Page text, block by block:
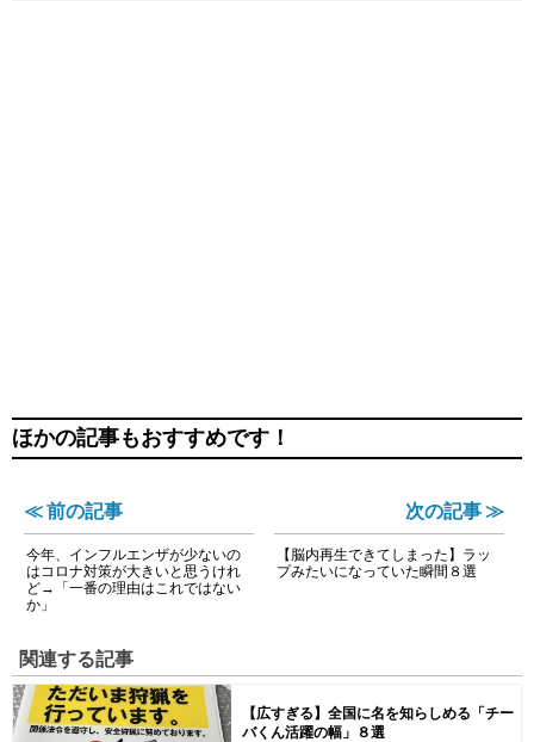
ほかの記事もおすすめです！
≪ 前の記事
今年、インフルエンザが少ないの
はコロナ対策が大きいと思うけれ
ど→「一番の理由はこれではない
か」
次の記事 ≫
【脳内再生できてしまった】ラッ
プみたいになっていた瞬間８選
関連する記事
【広すぎる】全国に名を知らしめる「チー
バくん活躍の幅」８選